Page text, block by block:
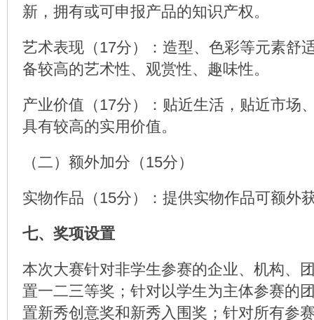
新，拥有或可申报产品的知识产权。
艺术表现（17分）：造型、色彩等元素舒
备较高的艺术性、观赏性、趣味性。
产业价值（17分）：贴近生活，贴近市场
具有较高的实用价值。
（二）额外加分（15分）
实物作品（15分）：提供实物作品可额外
七、奖项设置
本次大赛针对非学生参赛的企业、机构、
置一二三等奖；针对以学生为主体参赛的
置新秀创意奖和新秀入围奖；针对所有参